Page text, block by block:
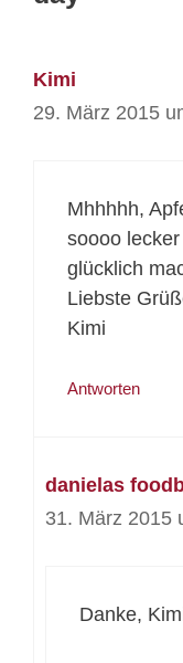
Kimi
29. März 2015
Mhhhhh,
soooo
glücklich
Liebste
Kimi
Antworten
danielas
31. März 2015
Danke,